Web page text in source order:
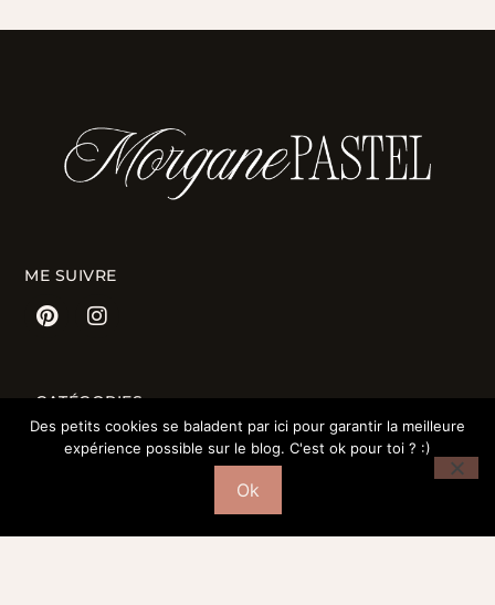
ME SUIVRE
CATÉGORIES
Mode
Des petits cookies se baladent par ici pour garantir la meilleure
expérience possible sur le blog. C'est ok pour toi ? :)
Ok